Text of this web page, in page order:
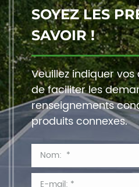
SOYEZ LES
SAVOIR !
Veuillez indiquer
de faciliter les
renseignements
produits connexes.